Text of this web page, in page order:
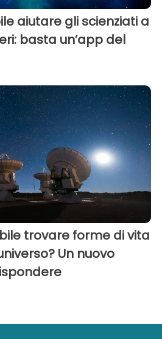
aiutare gli scienziati a
basta un’app del
trovare forme di vita
Un nuovo